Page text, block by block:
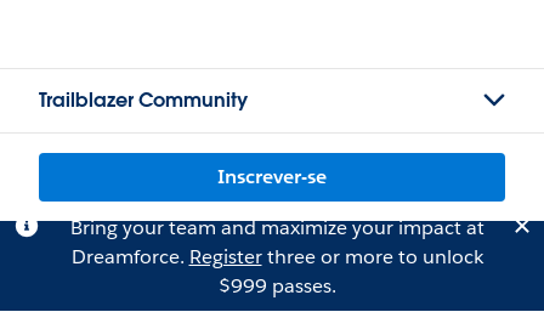
Trailblazer Community
Inscrever-se
Bring your team and maximize your impact at
Dreamforce. Registerthree or more to unlock
$999 passes.